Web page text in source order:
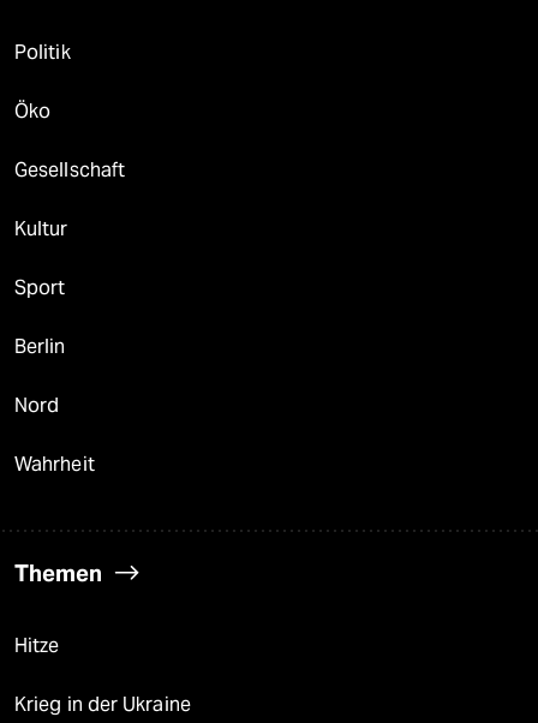
Politik
Öko
Gesellschaft
Kultur
Sport
Berlin
Nord
Wahrheit
Themen
Hitze
Krieg in der Ukraine